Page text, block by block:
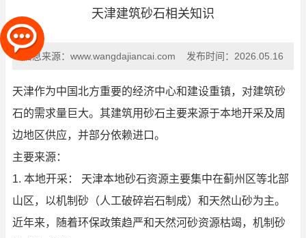
天津建筑砂石相关知识
信息来源： www.wangdajiancai.com 发布时间： 2026.05.16
天津作为中国北方重要的经济中心和建设重镇，对建筑砂
石的需求量巨大。其建筑用砂石主要来源于本地开采及周
边地区供应，并部分依赖进口。
主要来源：
1. 本地开采： 天津本地砂石资源主要集中在蓟州区等北部
山区，以机制砂（人工破碎岩石制成）和天然山砂为主。
近年来，随着环保政策趋严和天然河砂资源枯竭，机制砂